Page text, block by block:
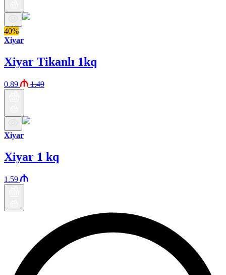
40%
Xiyar
Xiyar Tikanlı 1kq
0.89 1.49
Xiyar
Xiyar 1 kq
1.59